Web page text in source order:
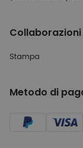
Collaborazioni
Stampa
Metodo di